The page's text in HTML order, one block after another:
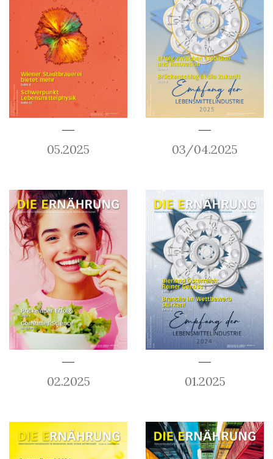
05.2025 03/04.2025
02.2025 01.2025